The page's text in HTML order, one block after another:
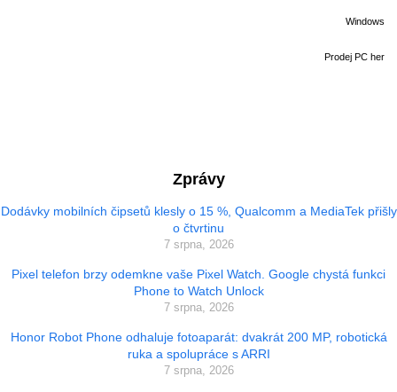
Windows
Prodej PC her
Zprávy
Dodávky mobilních čipsetů klesly o 15 %, Qualcomm a MediaTek přišly
o čtvrtinu
7 srpna, 2026
Pixel telefon brzy odemkne vaše Pixel Watch. Google chystá funkci
Phone to Watch Unlock
7 srpna, 2026
Honor Robot Phone odhaluje fotoaparát: dvakrát 200 MP, robotická
ruka a spolupráce s ARRI
7 srpna, 2026